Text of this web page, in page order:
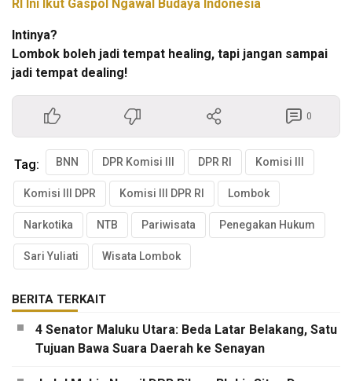
RI Ini Ikut Gaspol Ngawal Budaya Indonesia
Intinya?
Lombok boleh jadi tempat healing, tapi jangan sampai
jadi tempat dealing!
0
Tag: BNN DPR Komisi III DPR RI Komisi III
Komisi III DPR Komisi III DPR RI Lombok
Narkotika NTB Pariwisata Penegakan Hukum
Sari Yuliati Wisata Lombok
BERITA TERKAIT
4 Senator Maluku Utara: Beda Latar Belakang, Satu
Tujuan Bawa Suara Daerah ke Senayan